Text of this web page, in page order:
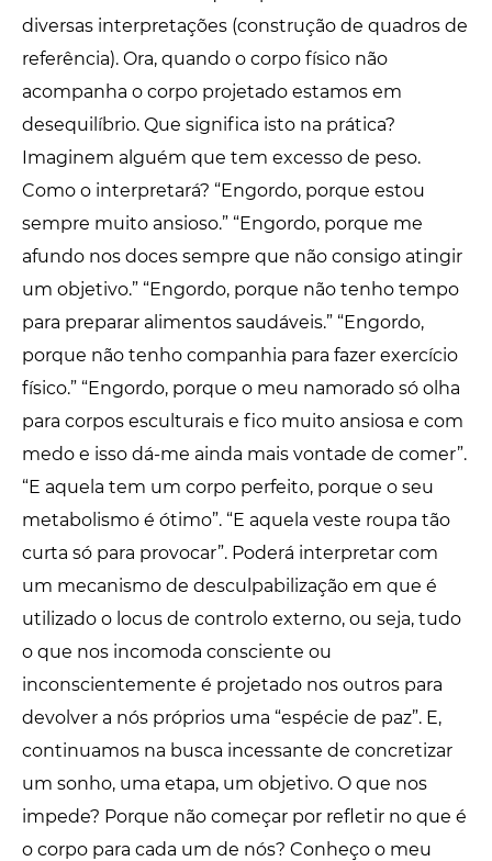
diversas interpretações (construção de quadros de
referência). Ora, quando o corpo físico não
acompanha o corpo projetado estamos em
desequilíbrio. Que significa isto na prática?
Imaginem alguém que tem excesso de peso.
Como o interpretará? “Engordo, porque estou
sempre muito ansioso.” “Engordo, porque me
afundo nos doces sempre que não consigo atingir
um objetivo.” “Engordo, porque não tenho tempo
para preparar alimentos saudáveis.” “Engordo,
porque não tenho companhia para fazer exercício
físico.” “Engordo, porque o meu namorado só olha
para corpos esculturais e fico muito ansiosa e com
medo e isso dá-me ainda mais vontade de comer”.
“E aquela tem um corpo perfeito, porque o seu
metabolismo é ótimo”. “E aquela veste roupa tão
curta só para provocar”. Poderá interpretar com
um mecanismo de desculpabilização em que é
utilizado o locus de controlo externo, ou seja, tudo
o que nos incomoda consciente ou
inconscientemente é projetado nos outros para
devolver a nós próprios uma “espécie de paz”. E,
continuamos na busca incessante de concretizar
um sonho, uma etapa, um objetivo. O que nos
impede? Porque não começar por refletir no que é
o corpo para cada um de nós? Conheço o meu